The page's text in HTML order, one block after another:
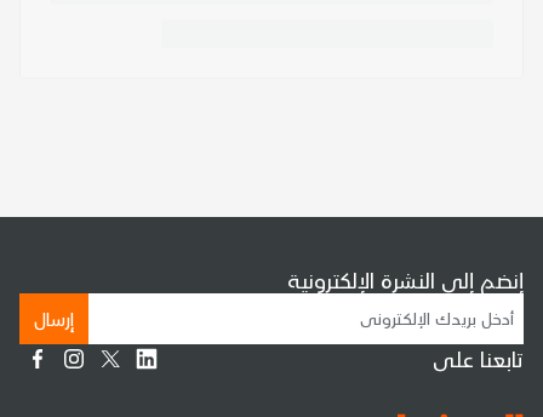
إنضم إلى النشرة الإلكترونية
إرسال
تابعنا على